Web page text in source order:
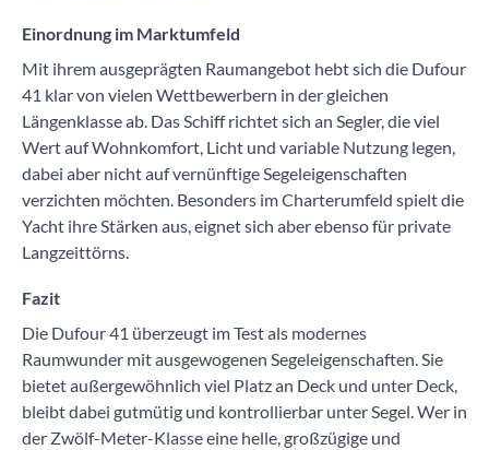
Einordnung im Marktumfeld
Mit ihrem ausgeprägten Raumangebot hebt sich die Dufour
41 klar von vielen Wettbewerbern in der gleichen
Längenklasse ab. Das Schiff richtet sich an Segler, die viel
Wert auf Wohnkomfort, Licht und variable Nutzung legen,
dabei aber nicht auf vernünftige Segeleigenschaften
verzichten möchten. Besonders im Charterumfeld spielt die
Yacht ihre Stärken aus, eignet sich aber ebenso für private
Langzeittörns.
Fazit
Die Dufour 41 überzeugt im Test als modernes
Raumwunder mit ausgewogenen Segeleigenschaften. Sie
bietet außergewöhnlich viel Platz an Deck und unter Deck,
bleibt dabei gutmütig und kontrollierbar unter Segel. Wer in
der Zwölf-Meter-Klasse eine helle, großzügige und